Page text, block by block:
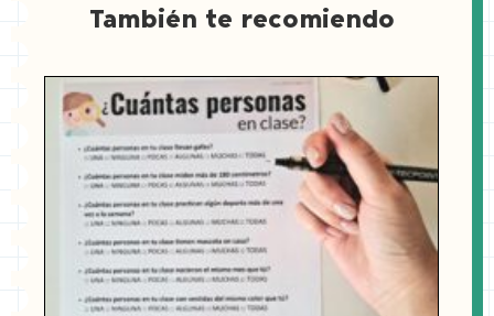
También te recomiendo